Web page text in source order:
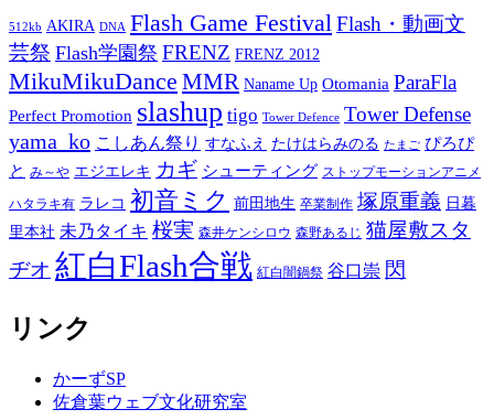
512kb AKIRA DNA Flash Game FestivalFlash・動画文
芸祭 Flash学園祭 FRENZ FRENZ 2012
MikuMikuDance MMR Naname Up Otomania ParaFla
Perfect Promotion slashup tigo Tower Defence Tower Defense
yama_ko こしあん祭り すなふえ たけはらみのる たまご ぴろぴ
と み～や エジエレキ カギ シューティング ストップモーションアニメ
ハタラキ有 ラレコ 初音ミク 前田地生 卒業制作 塚原重義 日暮
里本社 未乃タイキ 桜実 森井ケンシロウ 森野あるじ 猫屋敷スタ
ヂオ 紅白Flash合戦 紅白闇鍋祭 谷口崇 閃
リンク
かーずSP
佐倉葉ウェブ文化研究室